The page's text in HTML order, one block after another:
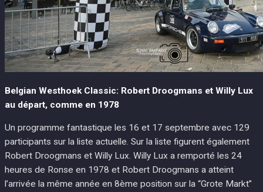
Belgian Westhoek Classic: Robert Droogmans et Willy Lux
au départ, comme en 1978
Un programme fantastique les 16 et 17 septembre avec 129
participants sur la liste actuelle. Sur la liste figurent également
Robert Droogmans et Willy Lux. Willy Lux a remporté les 24
heures de Ronse en 1978 et Robert Droogmans a atteint
l’arrivée la même année en 8ème position sur la “Grote Markt”